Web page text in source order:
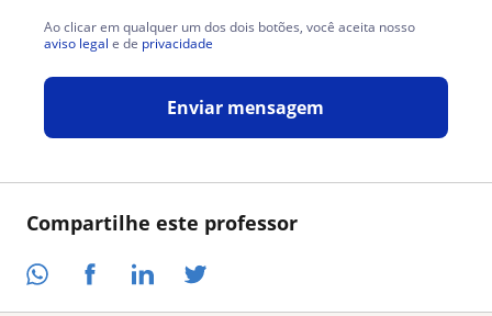
Compartilhe este professor
Ao clicar em qualquer um dos dois botões, você aceita nosso
aviso legal e de privacidade
Enviar mensagem